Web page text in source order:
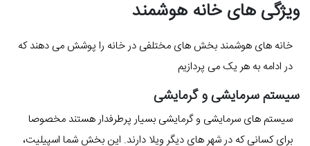
ویژگی های خانه هوشمند
خانه های هوشمند بخش های مختلفی در خانه را پوشش می دهند که
در ادامه به هر یک می پردازیم
سیستم سرمایشی و گرمایشی
سیستم های سرمایشی و گرمایشی بسیار پرطرفدار هستند مخصوصا
برای کسانی که در شهر های دیگر ویلا دارند. این بخش شما اسپیلیت،